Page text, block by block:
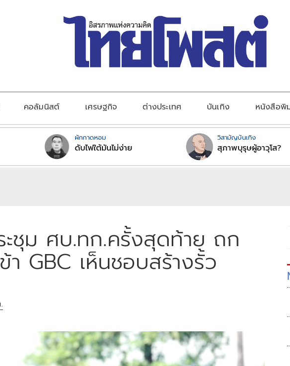
คอลัมนิสต์ เศรษฐกิจ ต่างประเทศ บันเทิง หนังสือพิ
ผักกาดหอม
ดับไฟใต้มันไม่ง่าย
วิสามัญบันเทิง
สุภาพบุรุษผู้อาวุโส?
ะชุม ศบ.ทก.ครั้งสุดท้าย ถก
ข้า GBC เห็นชอบสร้างรั้ว